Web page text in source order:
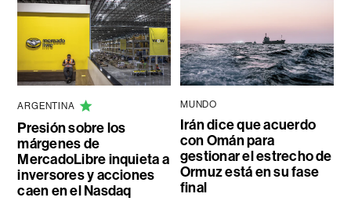
ARGENTINA
Presión sobre los
márgenes de
MercadoLibre inquieta a
inversores y acciones
caen en el Nasdaq
MUNDO
Irán dice que acuerdo
con Omán para
gestionar el estrecho de
Ormuz está en su fase
final